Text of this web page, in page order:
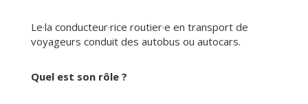
Le·la conducteur·rice routier·e en transport de
voyageurs conduit des autobus ou autocars.
Quel est son rôle ?